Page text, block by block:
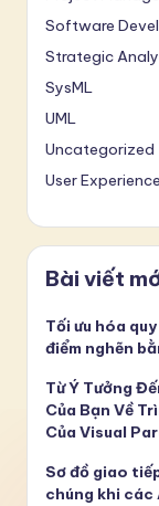
Software
Strategic
SysML
UML
Uncategorized
User Experience
Bài viết
Tối ưu hóa
điểm nghẽn
Từ Ý Tưởng
Của Bạn Về
Của Visual
Sơ đồ giao
chúng khi các